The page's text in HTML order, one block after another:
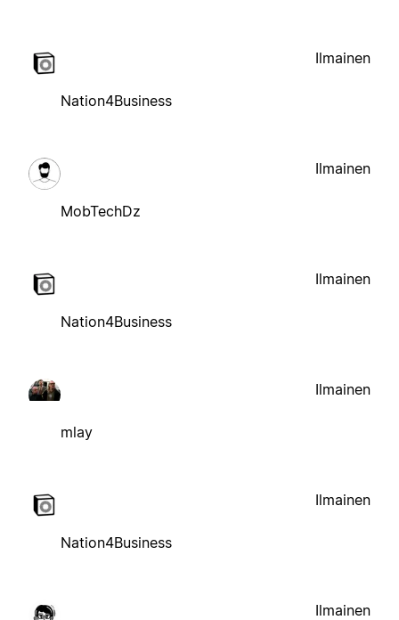
Nation4Business
Ilmainen
MobTechDz
Ilmainen
Nation4Business
Ilmainen
mlay
Ilmainen
Nation4Business
Ilmainen
Ilmainen